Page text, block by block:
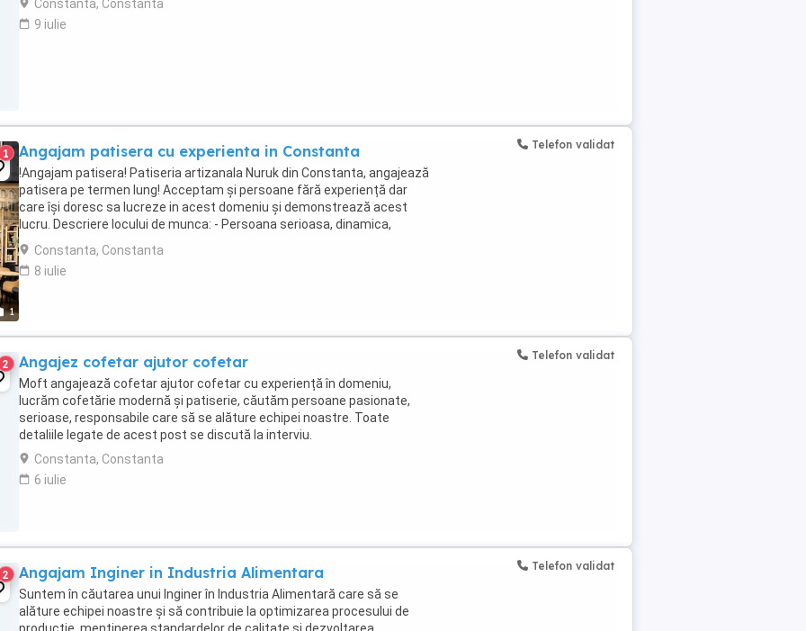
Constanta, Constanta
9 iulie
1
1 Angajam patisera cu experienta in Constanta
!Angajam patisera! Patiseria artizanala Nuruk din Constanta, angajează
patisera pe termen lung! Acceptam și persoane fără experiență dar
care își doresc sa lucreze in acest domeniu și demonstrează acest
lucru. Descriere locului de munca: - Persoana serioasa, dinamica,
atenta la detalii - Prepararea ...
Constanta, Constanta
8 iulie
Telefon validat
2 Angajez cofetar ajutor cofetar
Moft angajează cofetar ajutor cofetar cu experiență în domeniu,
lucrăm cofetărie modernă și patiserie, căutăm persoane pasionate,
serioase, responsabile care să se alăture echipei noastre. Toate
detaliile legate de acest post se discută la interviu.
Constanta, Constanta
6 iulie
Telefon validat
2 Angajam Inginer in Industria Alimentara
Suntem în căutarea unui Inginer în Industria Alimentară care să se
alăture echipei noastre și să contribuie la optimizarea procesului de
Telefon validat